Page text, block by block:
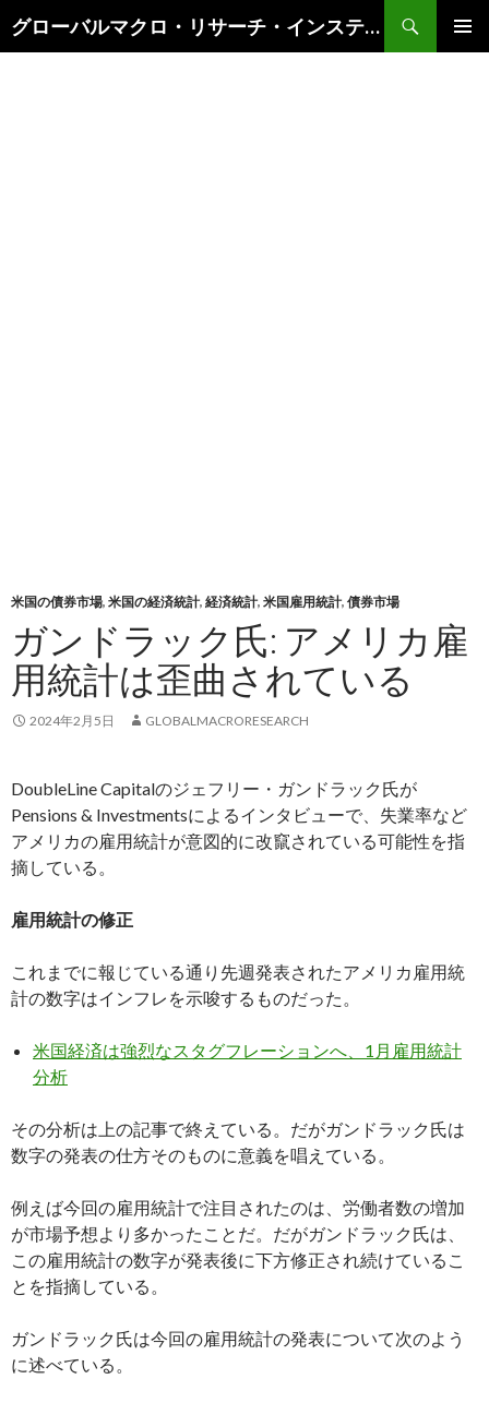
グローバルマクロ・リサーチ・インスティテュート
索
米国の債券市場, 米国の経済統計, 経済統計, 米国雇用統計, 債券市場
ガンドラック氏: アメリカ雇
用統計は歪曲されている
2024年2月5日 GLOBALMACRORESEARCH
DoubleLine Capitalのジェフリー・ガンドラック氏が
Pensions & Investmentsによるインタビューで、失業率など
アメリカの雇用統計が意図的に改竄されている可能性を指
摘している。
雇用統計の修正
これまでに報じている通り先週発表されたアメリカ雇用統
計の数字はインフレを示唆するものだった。
米国経済は強烈なスタグフレーションへ、1月雇用統計
分析
その分析は上の記事で終えている。だがガンドラック氏は
数字の発表の仕方そのものに意義を唱えている。
例えば今回の雇用統計で注目されたのは、労働者数の増加
が市場予想より多かったことだ。だがガンドラック氏は、
この雇用統計の数字が発表後に下方修正され続けているこ
とを指摘している。
ガンドラック氏は今回の雇用統計の発表について次のよう
に述べている。